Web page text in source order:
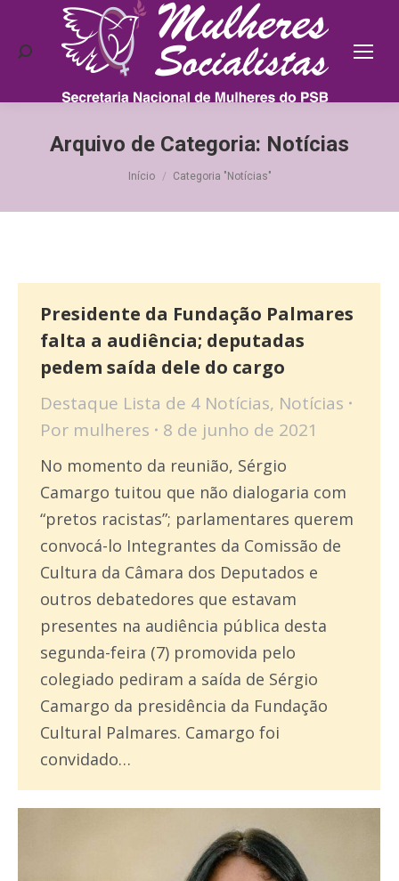
Search:
Arquivo de Categoria: Notícias
Você está aqui:
Início Categoria "Notícias"
Presidente da Fundação Palmares
falta a audiência; deputadas
pedem saída dele do cargo
Destaque Lista de 4 Notícias, Notícias
Por mulheres 8 de junho de 2021
No momento da reunião, Sérgio
Camargo tuitou que não dialogaria com
“pretos racistas”; parlamentares querem
convocá-lo Integrantes da Comissão de
Cultura da Câmara dos Deputados e
outros debatedores que estavam
presentes na audiência pública desta
segunda-feira (7) promovida pelo
colegiado pediram a saída de Sérgio
Camargo da presidência da Fundação
Cultural Palmares. Camargo foi
convidado…